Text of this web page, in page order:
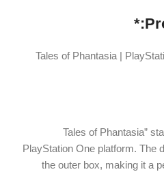
*Tales of Phantasia |
“Tales of Phantasia”
PlayStation One platform. The
the outer box, making it a